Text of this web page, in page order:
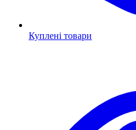
Куплені товари